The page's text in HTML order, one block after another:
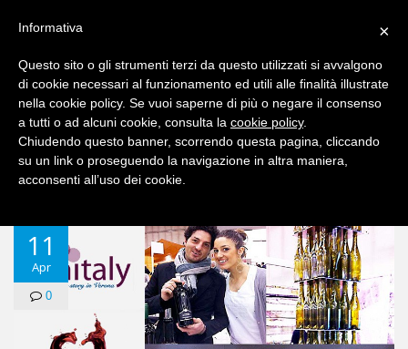
11
Apr
0
×
Informativa
Questo sito o gli strumenti terzi da questo utilizzati si avvalgono
di cookie necessari al funzionamento ed utili alle finalità illustrate
nella cookie policy. Se vuoi saperne di più o negare il consenso
a tutti o ad alcuni cookie, consulta la cookie policy.
Chiudendo questo banner, scorrendo questa pagina, cliccando
su un link o proseguendo la navigazione in altra maniera,
acconsenti all’uso dei cookie.